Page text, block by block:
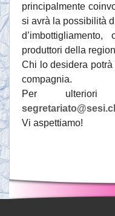
principalmente
si avrà la possibilità
produttori della
Chi lo desidera
compagnia.
Per ulteriori
Vi aspettiamo!